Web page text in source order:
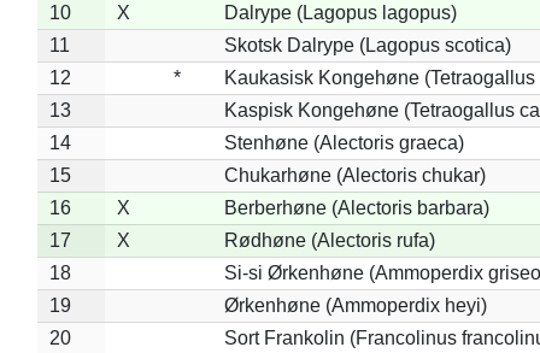
10
X
Dalrype (Lagopus lagopus)
11
Skotsk Dalrype (Lagopus scotica)
12
*
Kaukasisk Kongehøne
13
Kaspisk Kongehøne (Tetraogallus
14
Stenhøne (Alectoris graeca)
15
Chukarhøne (Alectoris chukar)
16
X
Berberhøne (Alectoris barbara)
17
X
Rødhøne (Alectoris rufa)
18
Si-si Ørkenhøne (Ammoperdix
19
Ørkenhøne (Ammoperdix heyi)
20
Sort Frankolin (Francolinus